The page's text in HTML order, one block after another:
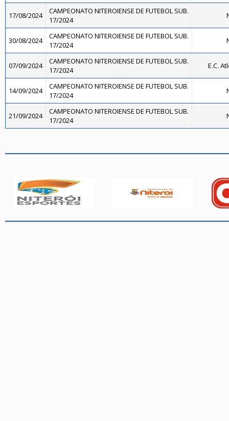
17/08/2024
CAMPEONATO NITEROIENSE DE FUTEBOL SUB.
17/2024
30/08/2024
CAMPEONATO NITEROIENSE DE FUTEBOL SUB.
17/2024
07/09/2024
CAMPEONATO NITEROIENSE DE FUTEBOL SUB.
17/2024
E.C.
14/09/2024
CAMPEONATO NITEROIENSE DE FUTEBOL SUB.
17/2024
21/09/2024
CAMPEONATO NITEROIENSE DE FUTEBOL SUB.
17/2024